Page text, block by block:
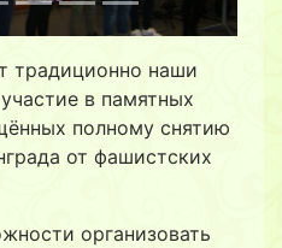
традиционно наши
в памятных
полному снятию
от фашистских
организовать